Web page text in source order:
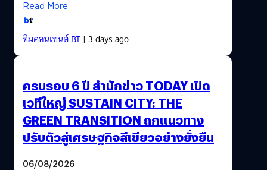
Read More
ทีมคอนเทนต์ BT| 3 days ago
ครบรอบ 6 ปี สำนักข่าว TODAY เปิด
เวทีใหญ่ SUSTAIN CITY: THE
GREEN TRANSITION ถกแนวทาง
ปรับตัวสู่เศรษฐกิจสีเขียวอย่างยั่งยืน
06/08/2026